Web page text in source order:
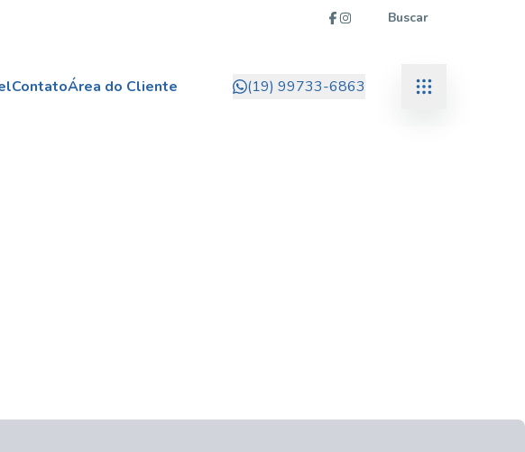
Buscar
ContatoÁrea do Cliente (19) 99733-6863